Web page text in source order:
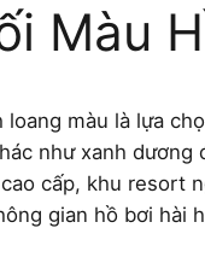
Màu
màu là lựa
như xanh
cấp, khu resort
gian hồ bơi hài